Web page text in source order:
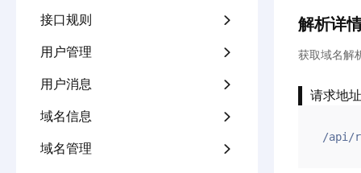
接口规则 
用户管理 
用户消息 
域名信息 
域名管理 
解析详
获取域名解
请求地址
/api/